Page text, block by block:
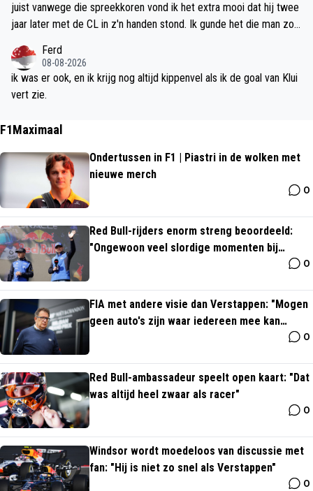
juist vanwege die spreekkoren vond ik het extra mooi dat hij twee
jaar later met de CL in z'n handen stond. Ik gunde het die man zo
Ferd
08-08-2026
ik was er ook, en ik krijg nog altijd kippenvel als ik de goal van Klui
vert zie.
F1Maximaal
Ondertussen in F1 | Piastri in de wolken met
nieuwe merch
0
Red Bull-rijders enorm streng beoordeeld:
"Ongewoon veel slordige momenten bij
0
FIA met andere visie dan Verstappen: "Mogen
geen auto's zijn waar iedereen mee kan
0
Red Bull-ambassadeur speelt open kaart: "Dat
was altijd heel zwaar als racer"
0
Windsor wordt moedeloos van discussie met
fan: "Hij is niet zo snel als Verstappen"
0